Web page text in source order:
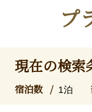
プ
現在の検索
宿泊数 1泊